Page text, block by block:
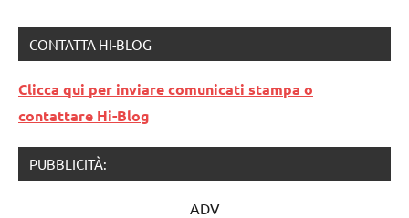
CONTATTA HI-BLOG
Clicca qui per inviare comunicati stampa o
contattare Hi-Blog
PUBBLICITÀ:
ADV